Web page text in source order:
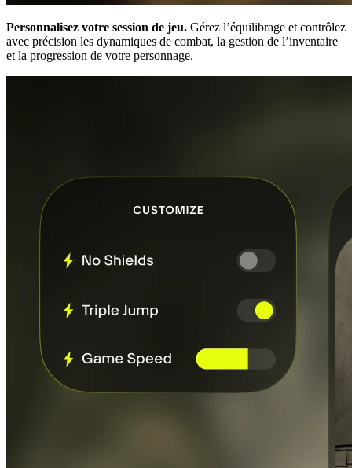
Personnalisez votre session de jeu. Gérez l’équilibrage et contrôlez
avec précision les dynamiques de combat, la gestion de l’inventaire
et la progression de votre personnage.